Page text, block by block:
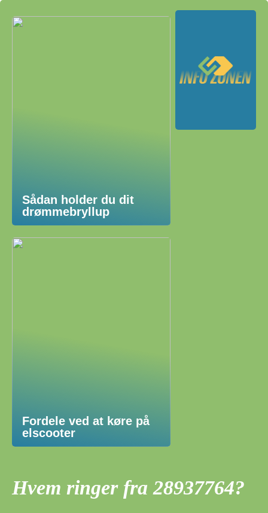
Sådan holder du dit
drømmebryllup
Fordele ved at køre på
elscooter
Hvem ringer fra 28937764?